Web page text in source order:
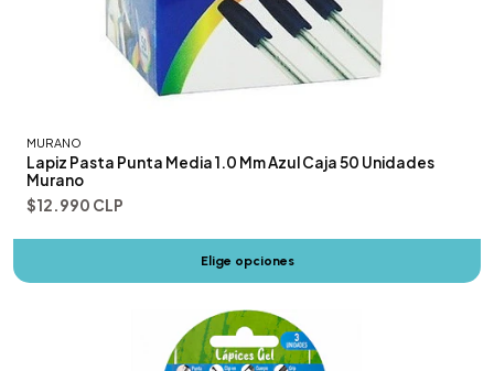
MURANO
Lapiz Pasta Punta Media 1.0 Mm Azul Caja 50 Unidades
Murano
$12.990 CLP
Elige opciones